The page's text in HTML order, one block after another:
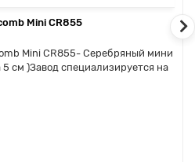
Mini CR855
Mini CR855- Серебряный мини
5 см )Завод специализируется на